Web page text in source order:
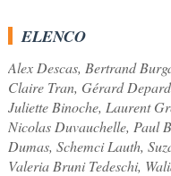
ELENCO
Alex Descas, Bertrand
Claire Tran, Gérard
Juliette Binoche, Laurent
Nicolas Duvauchelle, Paul
Dumas, Schemci Lauth,
Valeria Bruni Tedeschi,